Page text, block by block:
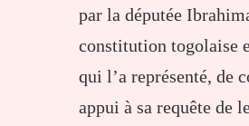
par la députée
constitution togolaise
qui l’a représenté, de
appui à sa requête de